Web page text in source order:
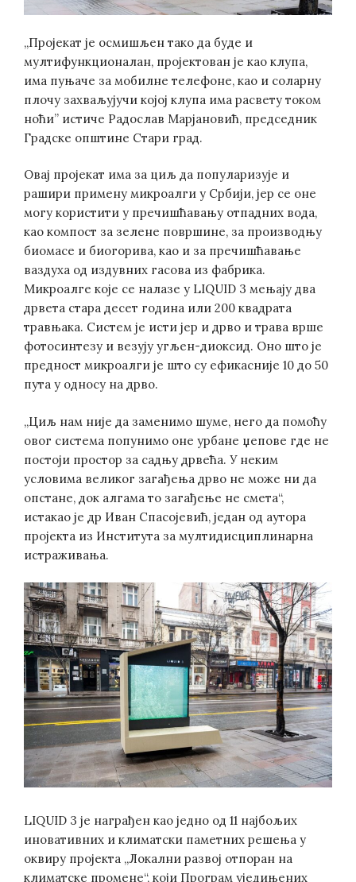
„Пројекат је осмишљен тако да буде и
мултифункционалан, пројектован је као клупа,
има пуњаче за мобилне телефоне, као и соларну
плочу захваљујучи којој клупа има расвету током
ноћи” истиче Радослав Марјановић, председник
Градске општине Стари град.
Овај пројекат има за циљ да популаризује и
рашири примену микроалги у Србији, јер се оне
могу користити у пречишћавању отпадних вода,
као компост за зелене површине, за производњу
биомасе и биогорива, као и за пречишћавање
ваздуха од издувних гасова из фабрика.
Микроалге које се налазе у LIQUID 3 мењају два
дрвета стара десет година или 200 квадрата
травњака. Систем је исти јер и дрво и трава врше
фотосинтезу и везују угљен-диоксид. Оно што је
предност микроалги је што су ефикасније 10 до 50
пута у односу на дрво.
„Циљ нам није да заменимо шуме, него да помоћу
овог система попунимо оне урбане џепове где не
постоји простор за садњу дрвећа. У неким
условима великог загађења дрво не може ни да
опстане, док алгама то загађење не смета“,
истакао је др Иван Спасојевић, један од аутора
пројекта из Института за мултидисциплинарна
истраживања.
LIQUID 3 је награђен као једно од 11 најбољих
иновативних и климатски паметних решења у
оквиру пројекта „Локални развој отпоран на
климатске промене“, који Програм уједињених